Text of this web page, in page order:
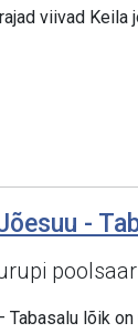
viivad Keila
-
poolsaar
Tabasalu lõik